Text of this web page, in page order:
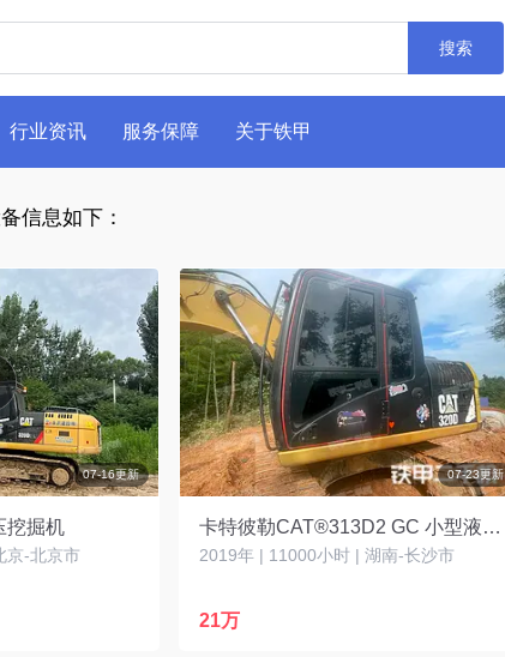
搜索
行业资讯 服务保障 关于铁甲
信息如下：
07-16更新
挖掘机
京-北京市
07-23更新
卡特彼勒CAT®313D2 GC 小型液压挖掘机
2019年 | 11000小时 | 湖南-长沙市
21万